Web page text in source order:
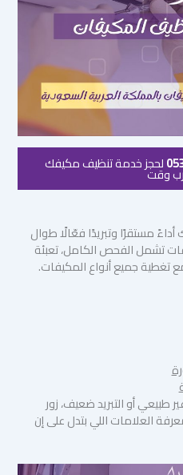
لحجز خدمة تنظيف مكيفك
وقت
مستقرًا وتبريدًا فعّالًا طوال
تشمل الفحص الكامل، تعبئة
تغطية جميع أنواع المكيفات.
أو التبريد ضعيف، زور
العلامات اللي بتدل على إن